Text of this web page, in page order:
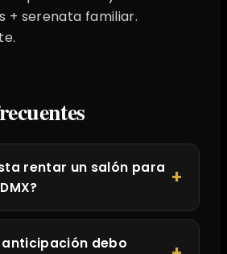
+ serenata familiar.
rentar un salón para
debo